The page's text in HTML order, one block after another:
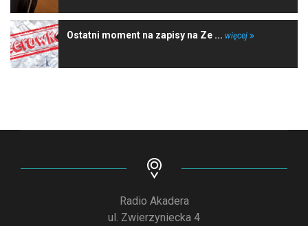
Ostatni moment na zapisy na Ze ... więcej
Radio Akadera
ul. Zwierzyniecka 4